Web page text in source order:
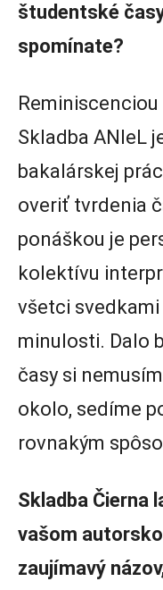
študentské
spomínate?
Skladba ANIeL
bakalárskej
overiť tvrdenia
ponáškou je
kolektívu
všetci
minulosti. Dalo
časy si
okolo, sedíme
rovnakým
Skladba Čierna
vašom
zaujímavý